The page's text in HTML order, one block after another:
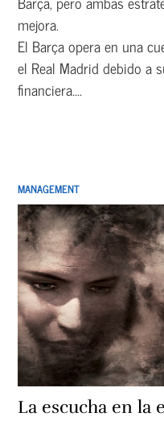
mejora.
El Barça opera en una
el Real Madrid debido a
financiera....
MANAGEMENT
La escucha en la